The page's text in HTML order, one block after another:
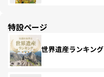
特設ページ
世界遺産ランキング